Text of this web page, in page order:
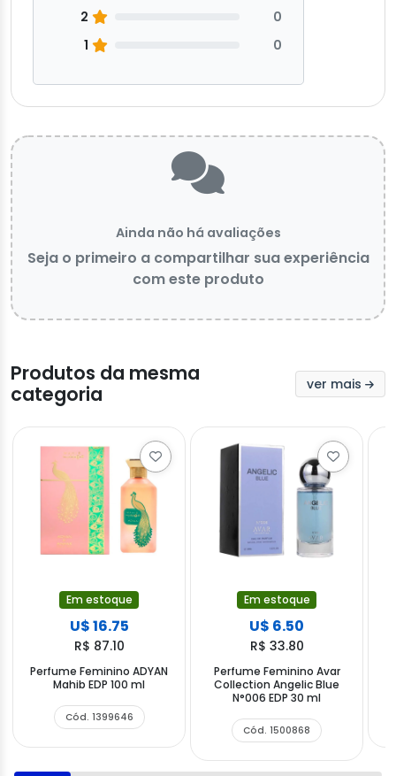
2
0
1
0
Ainda não há avaliações
Seja o primeiro a compartilhar sua experiência
com este produto
Produtos da mesma
categoria
ver mais
Em estoque
U$ 16.75
R$ 87.10
Perfume Feminino ADYAN
Mahib EDP 100 ml
Cód. 1399646
Em estoque
U$ 6.50
R$ 33.80
Perfume Feminino Avar
Collection Angelic Blue
N°006 EDP 30 ml
Cód. 1500868